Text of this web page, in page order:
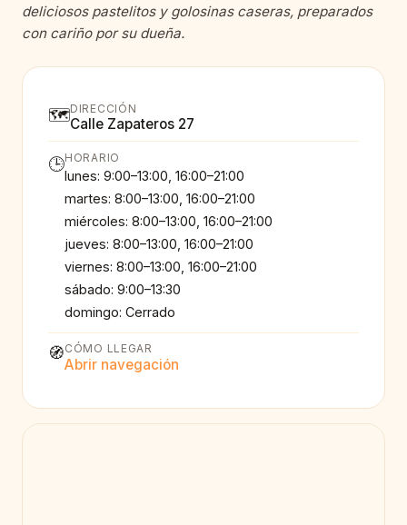
deliciosos pastelitos y golosinas caseras, preparados
con cariño por su dueña.
🗺️DIRECCIÓN
Calle Zapateros 27
🕒HORARIO
lunes: 9:00–13:00, 16:00–21:00
martes: 8:00–13:00, 16:00–21:00
miércoles: 8:00–13:00, 16:00–21:00
jueves: 8:00–13:00, 16:00–21:00
viernes: 8:00–13:00, 16:00–21:00
sábado: 9:00–13:30
domingo: Cerrado
🧭CÓMO LLEGAR
Abrir navegación